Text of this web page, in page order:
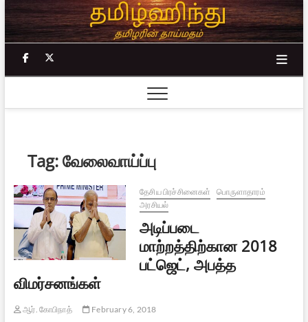
Skip
to
content
facebook
Tag:வேலைவாய்ப்பு
தேசிய பிரச்சினைகள்
பொருளாதாரம்
அரசியல்
அடிப்படை
மாற்றத்திற்கான 2018
பட்ஜெட், அபத்த
விமர்சனங்கள்
ஆர். கோபிநாத்
February 6, 2018